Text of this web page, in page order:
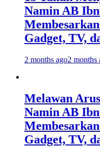
Namin AB
Gadget, TV,
2 months ago2 months
Melawan
Namin AB
Gadget, TV,